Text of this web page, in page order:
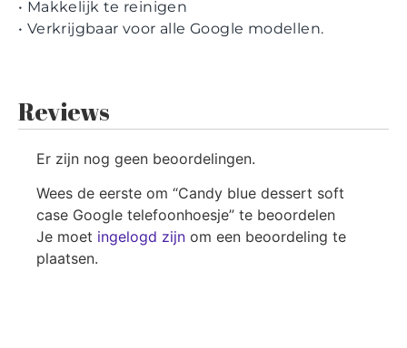
• Makkelijk te reinigen
• Verkrijgbaar voor alle Google modellen.
Reviews
Er zijn nog geen beoordelingen.
Wees de eerste om “Candy blue dessert soft
case Google telefoonhoesje” te beoordelen
Je moet ingelogd zijn om een beoordeling te
plaatsen.